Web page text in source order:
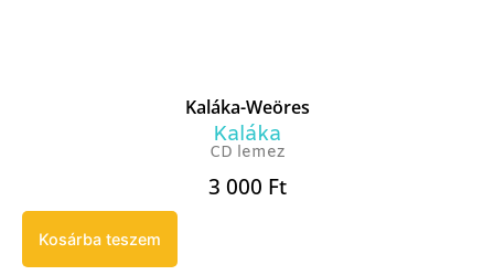
Kaláka-Weöres
Kaláka
CD lemez
3 000 Ft
Kosárba teszem